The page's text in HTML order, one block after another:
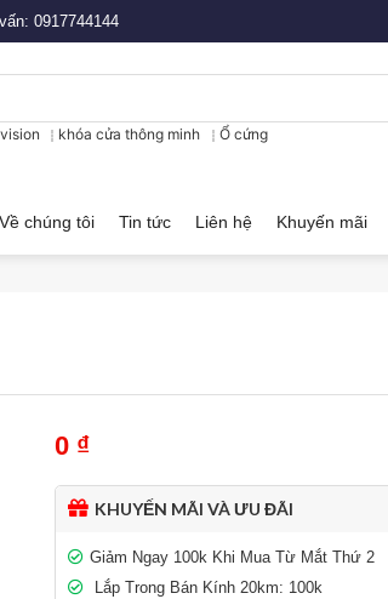
0917744144
khóa cửa thông minh Ổ cứng
Về chúng tôi Tin tức Liên hệ Khuyến mãi
0 ₫
KHUYẾN MÃI VÀ ƯU ĐÃI
Giảm Ngay 100k Khi Mua Từ Mắt Thứ 2
Lắp Trong Bán Kính 20km: 100k